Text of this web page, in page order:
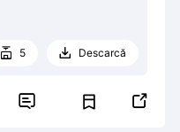
 5  Descarcă
 